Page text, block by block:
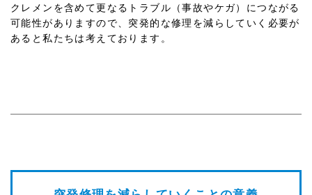
クレメンを含めて更なるトラブル（事故やケガ）につながる
可能性がありますので、 突発的な修理を減らしていく必要が
あると私たちは考えております。